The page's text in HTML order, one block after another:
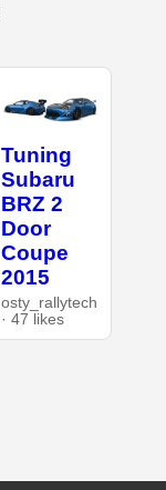
Tuning
Subaru
BRZ 2
Door
Coupe
2015
osty_rallytech
· 47 likes